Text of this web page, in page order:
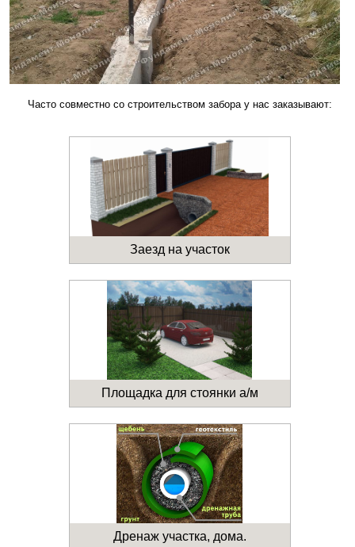
Часто совместно со строительством забора у нас заказывают:
Заезд на участок
Площадка для стоянки а/м
Дренаж участка, дома.